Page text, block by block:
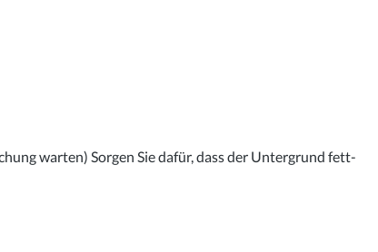
warten) Sorgen Sie dafür, dass der Untergrund fett-